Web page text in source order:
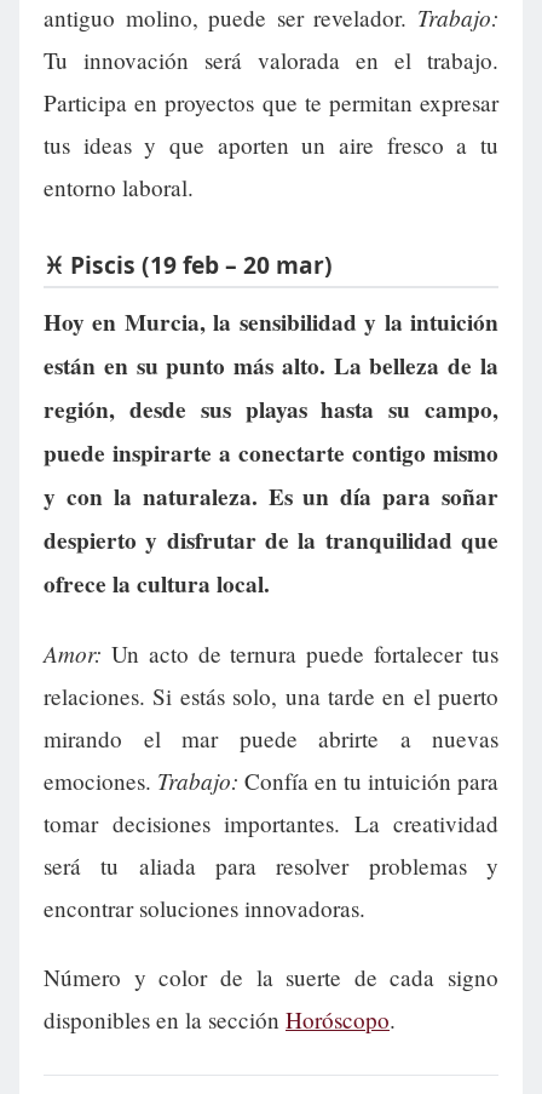
antiguo molino, puede ser revelador. Trabajo:
Tu innovación será valorada en el trabajo.
Participa en proyectos que te permitan expresar
tus ideas y que aporten un aire fresco a tu
entorno laboral.
♓ Piscis (19 feb – 20 mar)
Hoy en Murcia, la sensibilidad y la intuición
están en su punto más alto. La belleza de la
región, desde sus playas hasta su campo,
puede inspirarte a conectarte contigo mismo
y con la naturaleza. Es un día para soñar
despierto y disfrutar de la tranquilidad que
ofrece la cultura local.
Amor: Un acto de ternura puede fortalecer tus
relaciones. Si estás solo, una tarde en el puerto
mirando el mar puede abrirte a nuevas
emociones. Trabajo: Confía en tu intuición para
tomar decisiones importantes. La creatividad
será tu aliada para resolver problemas y
encontrar soluciones innovadoras.
Número y color de la suerte de cada signo
disponibles en la sección Horóscopo.